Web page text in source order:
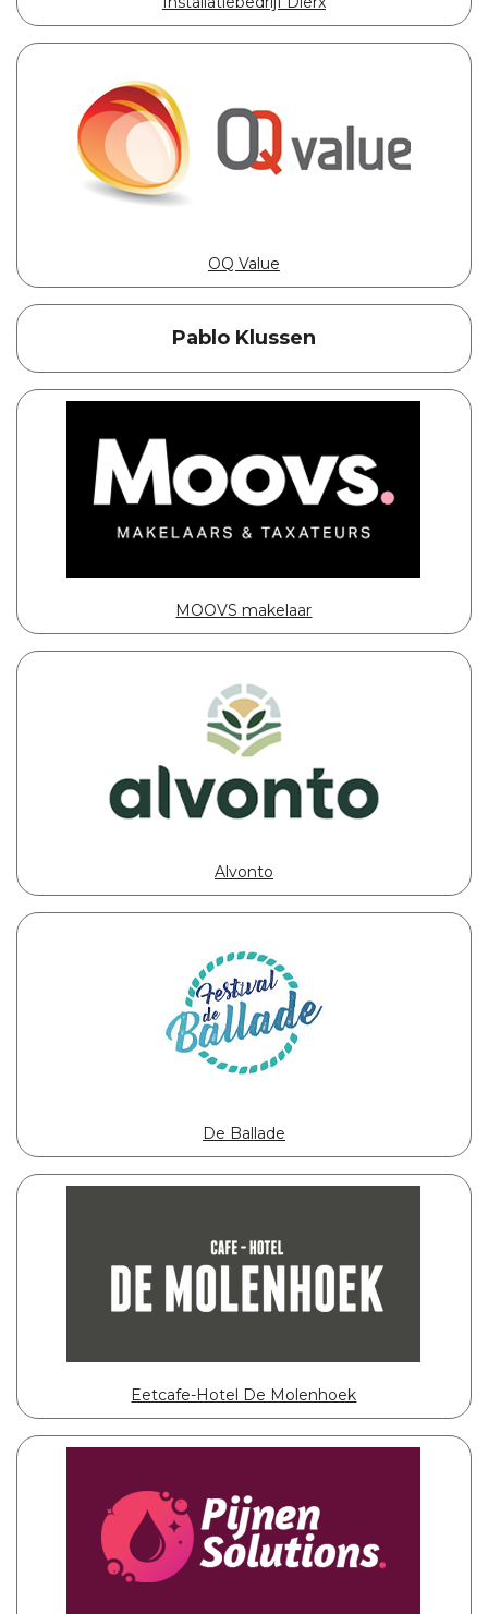
OQ Value
Pablo Klussen
MOOVS makelaar
Alvonto
De Ballade
Eetcafe-Hotel De Molenhoek